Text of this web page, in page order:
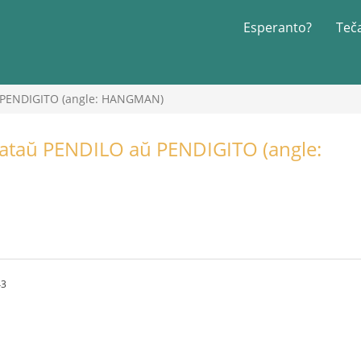
Esperanto?
(angle: HANGMAN)
PENDILO aŭ PENDIGITO (angle: